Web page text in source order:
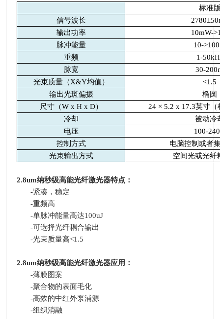
标准
信号波长
2780±
输出功率
10mW-
脉冲能量
10-
重频
1-
脉宽
30-
光束质量（X&Y均值）
<1.5
输出光斑偏振
椭圆
尺寸（W x H x D） 24 × 5.2 x 17.3英寸（
冷却
被动冷
电压
100-
控制方式
电脑控制或者
光束输出方式
空间光或光纤
2.8um纳秒级高能光纤激光器特点：
-紧凑，稳定
-重频高
-单脉冲能量高达100uJ
-可选择光纤耦合输出
-光束质量高<1.5
2.8um纳秒级高能光纤激光器应用：
-薄膜图案
-聚合物的表面毛化
-高效的中红外泵浦源
-组织消融